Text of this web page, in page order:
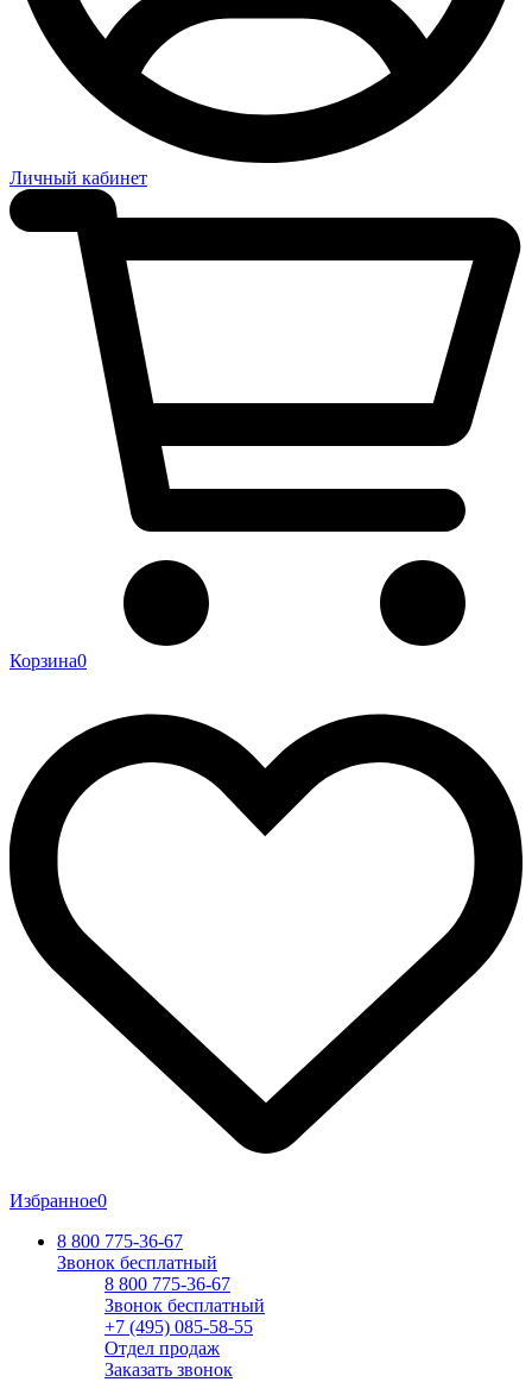
Личный кабинет
Корзина0
Избранное0
8 800 775-36-67
Звонок бесплатный
8 800 775-36-67
Звонок бесплатный
+7 (495) 085-58-55
Отдел продаж
Заказать звонок